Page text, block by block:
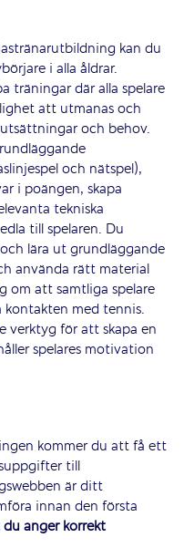
kan du
i alla åldrar.
träningar där alla spelare
att utmanas och
och behov.
och nätspel),
i poängen, skapa
tekniska
till spelaren. Du
lära ut grundläggande
använda rätt material
om att samtliga spelare
kontakten med tennis.
verktyg för att skapa en
spelares motivation
kommer du att få ett
till
är ditt
innan den första
anger korrekt